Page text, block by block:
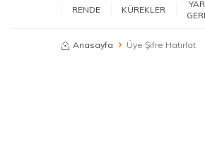
RENDE KÜREKLER
Anasayfa Üye Şifre Hatırlat